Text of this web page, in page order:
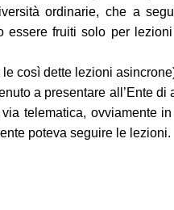
ordinarie, che a
fruiti solo per
così dette lezioni
a presentare all’Ente
telematica, ovviamente
poteva seguire le lezioni.